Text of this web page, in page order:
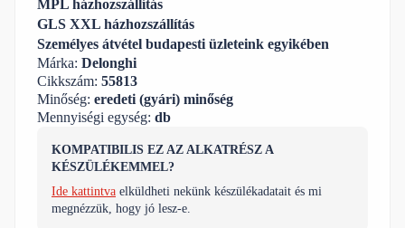
Márka: Delonghi
Cikkszám: 55813
Minőség: eredeti (gyári) minőség
Mennyiségi egység: db
MPL házhozszállítás
GLS XXL házhozszállítás
Személyes átvétel budapesti üzleteink egyikében
KOMPATIBILIS EZ AZ ALKATRÉSZ A
KÉSZÜLÉKEMMEL?
Ide kattintva elküldheti nekünk készülékadatait és mi
megnézzük, hogy jó lesz-e.